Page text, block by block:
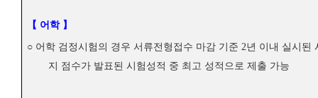
【 어학 】
○ 어학 검정시험의 경우 서류전형접수 마감 기준 2년 이내 실시된
지 점수가 발표된 시험성적 중 최고 성적으로 제출 가능